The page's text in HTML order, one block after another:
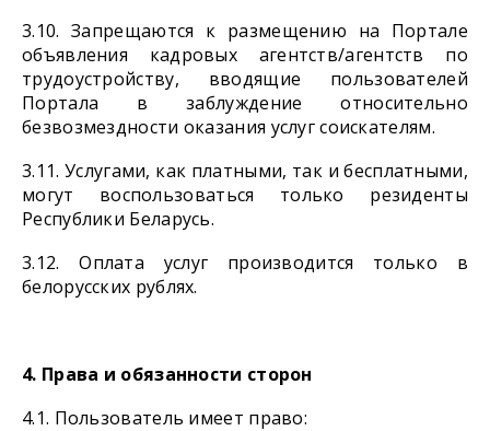
3.10. Запрещаются к размещению на Портале
объявления кадровых агентств/агентств по
трудоустройству, вводящие пользователей
Портала в заблуждение относительно
безвозмездности оказания услуг соискателям.
3.11. Услугами, как платными, так и бесплатными,
могут воспользоваться только резиденты
Республики Беларусь.
3.12. Оплата услуг производится только в
белорусских рублях.
4. Права и обязанности сторон
4.1. Пользователь имеет право: